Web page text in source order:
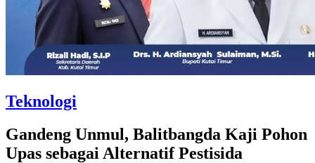
Teknologi
Gandeng Unmul, Balitbangda Kaji Pohon
Upas sebagai Alternatif Pestisida